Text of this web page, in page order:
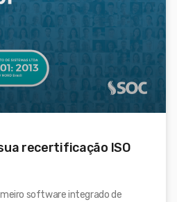
recertificação ISO
software integrado de